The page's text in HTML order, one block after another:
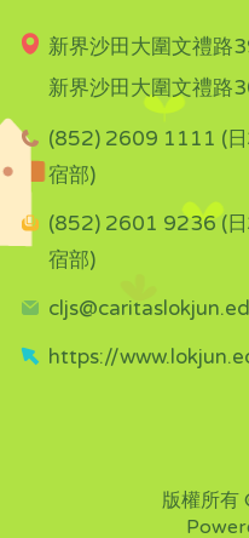
新界沙田大圍文禮路
新界沙田大圍文禮路
(852) 2609 1111 (
宿部)
(852) 2601 9236 (
宿部)
https://
版權所有